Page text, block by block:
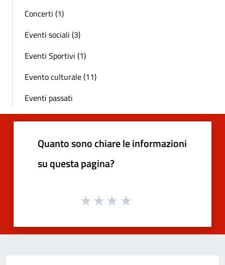
Concerti (1)
Eventi sociali (3)
Eventi Sportivi (1)
Evento culturale (11)
Eventi passati
Quanto sono chiare le informazioni
su questa pagina?